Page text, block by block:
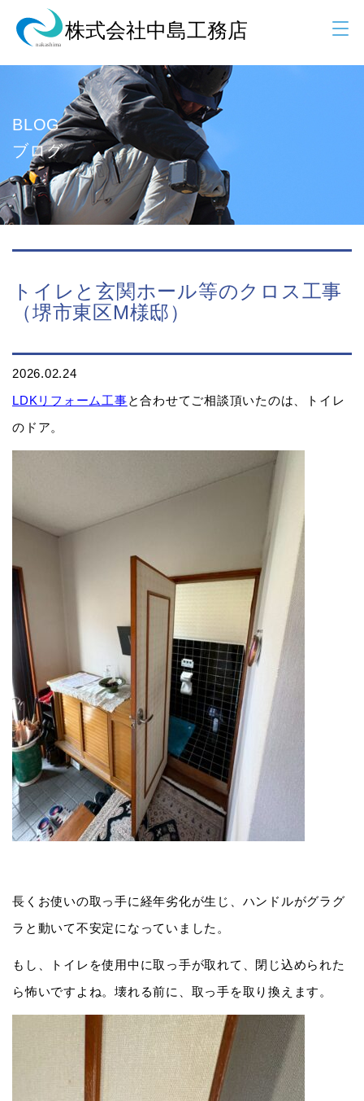
BLOG
ブログ
トイレと玄関ホール等のクロス工事
（堺市東区M様邸）
2026.02.24
LDKリフォーム工事と合わせてご相談頂いたのは、トイレ
のドア。
長くお使いの取っ手に経年劣化が生じ、ハンドルがグラグ
ラと動いて不安定になっていました。
もし、トイレを使用中に取っ手が取れて、閉じ込められた
ら怖いですよね。壊れる前に、取っ手を取り換えます。